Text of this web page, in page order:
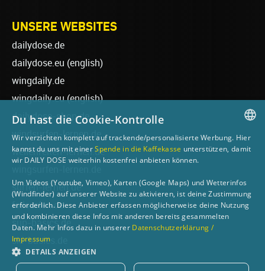
UNSERE WEBSITES
dailydose.de
dailydose.eu (english)
wingdaily.de
wingdaily.eu(english)
dailydose-shop.de
windsurfen-lernen.de
wellenreiten-lernen.de
surfen-lernen.de
foilsurfen.de
sup-basics.de
ski-basics.de
GERMAN
Du hast die Cookie-Kontrolle
Wir verzichten komplett auf trackende/personalisierte Werbung. Hier
kannst du uns mit einerSpende in die Kaffekasse unterstützen, damit
wir DAILY DOSE weiterhin kostenfrei anbieten können.
Um Videos (Youtube, Vimeo), Karten (Google Maps) und Wetterinfos
(Windfinder) auf unserer Website zu aktivieren, ist deine Zustimmung
erforderlich. Diese Anbieter erfassen möglicherweise deine Nutzung
und kombinieren diese Infos mit anderen bereits gesammelten
Daten. Mehr Infos dazu in unserer Datenschutzerklärung /
Impressum
DETAILS ANZEIGEN